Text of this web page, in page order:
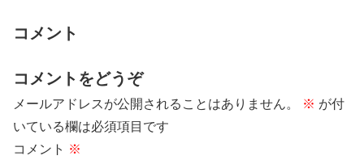
コメント
コメントをどうぞ
メールアドレスが公開されることはありません。 ※ が付
いている欄は必須項目です
コメント ※